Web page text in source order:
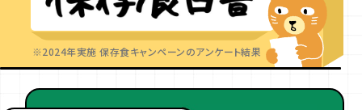
※2024年実施 保存食キャンペーンのアンケート結果